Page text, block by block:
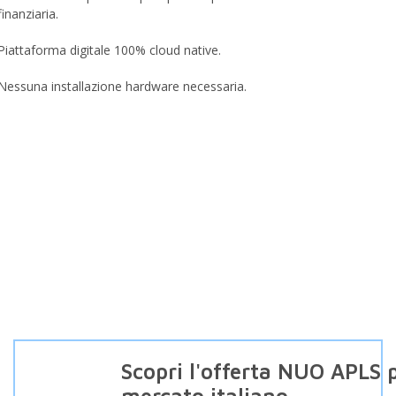
digitale 100% cloud native.
installazione hardware necessaria.
Scopri l'offerta NUO APLS